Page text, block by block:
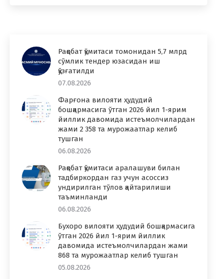
Рақобат қўмитаси томонидан 5,7 млрд
сўмлик тендер юзасидан иш
қўзғатилди
07.08.2026
Фарғона вилояти ҳудудий
бошқармасига ўтган 2026 йил 1-ярим
йиллик давомида истеъмолчилардан
жами 2 358 та мурожаатлар келиб
тушган
06.08.2026
Рақобат қўмитаси аралашуви билан
тадбиркордан газ учун асоссиз
ундирилган тўлов қайтарилиши
таъминланди
06.08.2026
Бухоро вилояти ҳудудий бошқармасига
ўтган 2026 йил 1-ярим йиллик
давомида истеъмолчилардан жами
868 та мурожаатлар келиб тушган
05.08.2026